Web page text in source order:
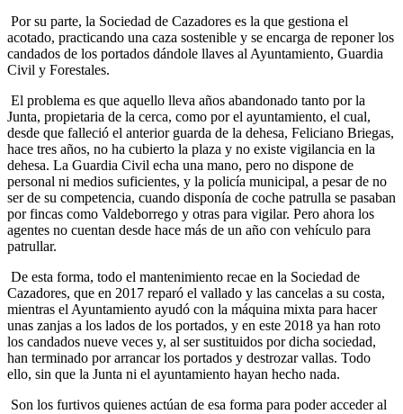
Por su parte, la Sociedad de Cazadores es la que gestiona el
acotado, practicando una caza sostenible y se encarga de reponer los
candados de los portados dándole llaves al Ayuntamiento, Guardia
Civil y Forestales.
El problema es que aquello lleva años abandonado tanto por la
Junta, propietaria de la cerca, como por el ayuntamiento, el cual,
desde que falleció el anterior guarda de la dehesa, Feliciano Briegas,
hace tres años, no ha cubierto la plaza y no existe vigilancia en la
dehesa. La Guardia Civil echa una mano, pero no dispone de
personal ni medios suficientes, y la policía municipal, a pesar de no
ser de su competencia, cuando disponía de coche patrulla se pasaban
por fincas como Valdeborrego y otras para vigilar. Pero ahora los
agentes no cuentan desde hace más de un año con vehículo para
patrullar.
De esta forma, todo el mantenimiento recae en la Sociedad de
Cazadores, que en 2017 reparó el vallado y las cancelas a su costa,
mientras el Ayuntamiento ayudó con la máquina mixta para hacer
unas zanjas a los lados de los portados, y en este 2018 ya han roto
los candados nueve veces y, al ser sustituidos por dicha sociedad,
han terminado por arrancar los portados y destrozar vallas. Todo
ello, sin que la Junta ni el ayuntamiento hayan hecho nada.
Son los furtivos quienes actúan de esa forma para poder acceder al